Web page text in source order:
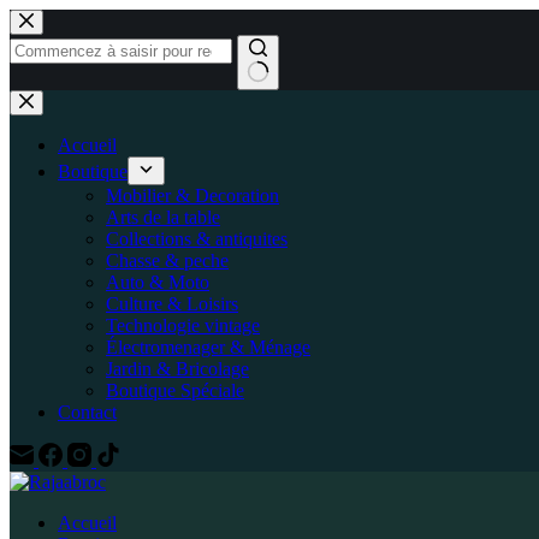
Passer
au
contenu
Aucun
résultat
Accueil
Boutique
Mobilier & Decoration
Arts de la table
Collections & antiquites
Chasse & peche
Auto & Moto
Culture & Loisirs
Technologie vintage
Électromenager & Ménage
Jardin & Bricolage
Boutique Spéciale
Contact
Accueil